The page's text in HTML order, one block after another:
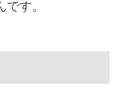
です。